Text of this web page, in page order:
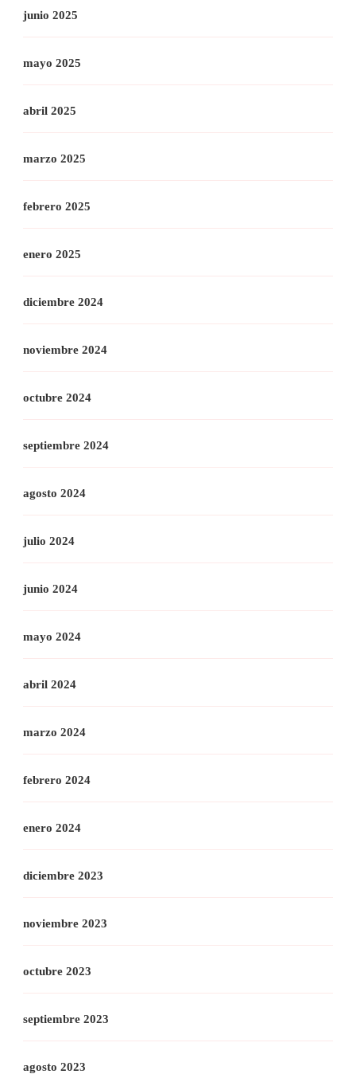
junio 2025
mayo 2025
abril 2025
marzo 2025
febrero 2025
enero 2025
diciembre 2024
noviembre 2024
octubre 2024
septiembre 2024
agosto 2024
julio 2024
junio 2024
mayo 2024
abril 2024
marzo 2024
febrero 2024
enero 2024
diciembre 2023
noviembre 2023
octubre 2023
septiembre 2023
agosto 2023